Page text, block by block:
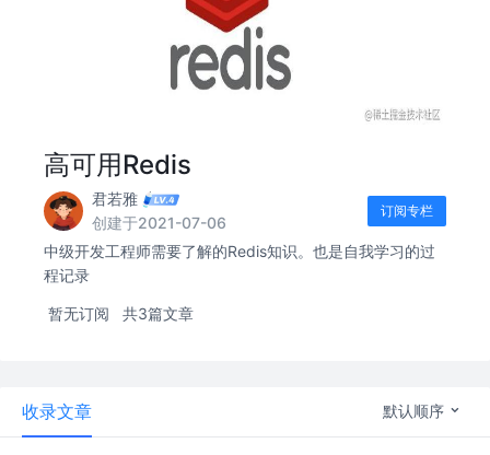
高可用Redis
君若雅
创建于2021-07-06
订阅专栏
中级开发工程师需要了解的Redis知识。也是自我学习的过
程记录
暂无订阅 共3篇文章
收录文章 默认顺序